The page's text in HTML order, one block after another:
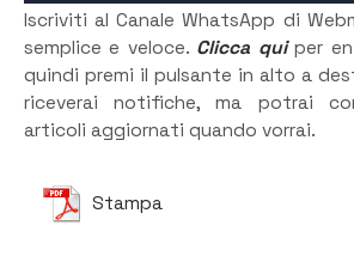
Iscriviti al Canale WhatsApp di
semplice e veloce. Clicca quiper
quindi premi il pulsante in alto a
riceverai notifiche, ma potrai
articoli aggiornati quando vorrai.
Stampa